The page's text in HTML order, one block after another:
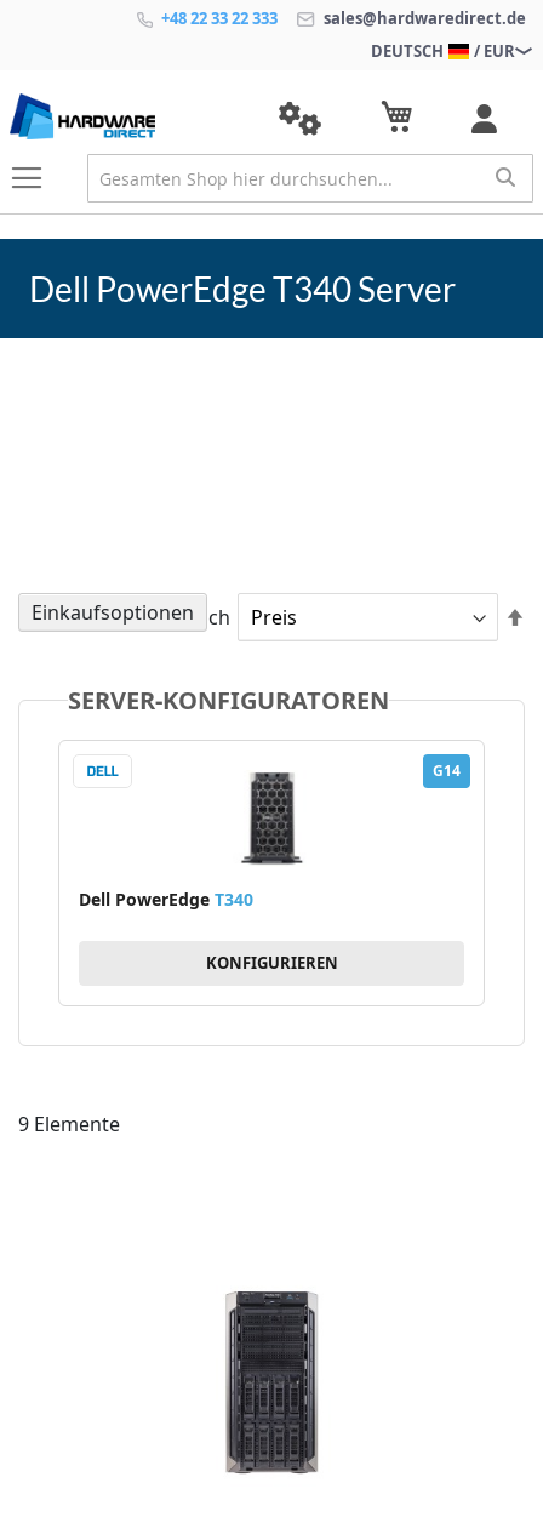
+48 22 33 22 333
sales@hardwaredirect.de
DEUTSCH
/ EUR
Dell PowerEdge T340 Server
SERVER-KONFIGURATOREN
G14
Dell PowerEdge T340
KONFIGURIEREN
9 Elemente
Sortieren nach
Einkaufsoptionen